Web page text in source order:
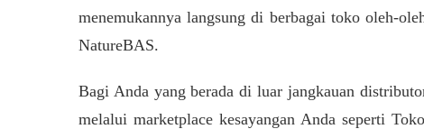
menemukannya langsung di berbagai toko oleh-
NatureBAS.
Bagi Anda yang berada di luar jangkauan
melalui marketplace kesayangan Anda seperti